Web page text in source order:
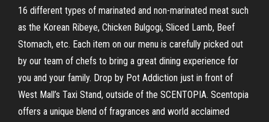
16 different types of marinated and non-marinated meat such
as the Korean Ribeye, Chicken Bulgogi, Sliced Lamb, Beef
Stomach, etc. Each item on our menu is carefully picked out
by our team of chefs to bring a great dining experience for
you and your family. Drop by Pot Addiction just in front of
West Mall’s Taxi Stand, outside of the SCENTOPIA. Scentopia
offers a unique blend of fragrances and world acclaimed